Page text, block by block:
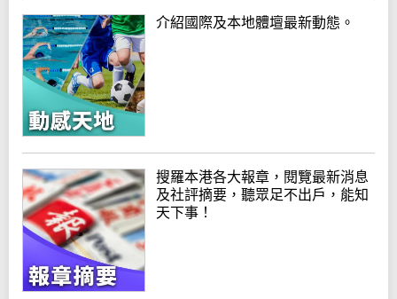
介紹國際及本地體壇最新動態。
搜羅本港各大報章，閱覽最新消息
及社評摘要，聽眾足不出戶，能知
天下事！